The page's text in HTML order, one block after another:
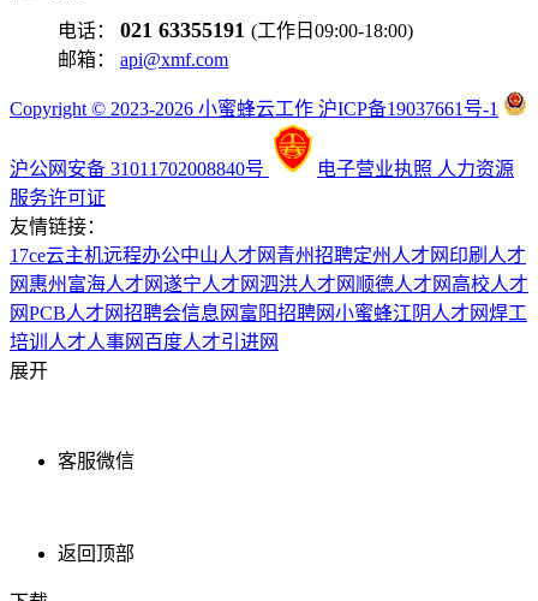
电话： 021 63355191 (工作日09:00-18:00)
邮箱： api@xmf.com
Copyright © 2023-2026 小蜜蜂云工作 沪ICP备19037661号-1
沪公网安备 31011702008840号 电子营业执照 人力资源
服务许可证
友情链接：
17ce云主机远程办公中山人才网 青州招聘定州人才网 印刷人才
网 惠州富海人才网遂宁人才网泗洪人才网 顺德人才网 高校人才
网PCB人才网招聘会信息网 富阳招聘网小蜜蜂江阴人才网焊工
培训 人才人事网 百度人才引进网
展开
客服微信
返回顶部